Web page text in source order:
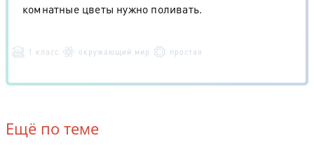
комнатные цветы нужно поливать.
1 класс окружающий мир простая
Ещё по теме